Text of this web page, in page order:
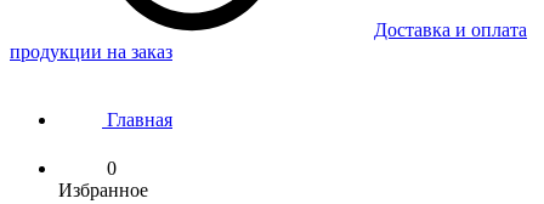
Доставка и оплата
продукции на заказ
Главная
0
Избранное